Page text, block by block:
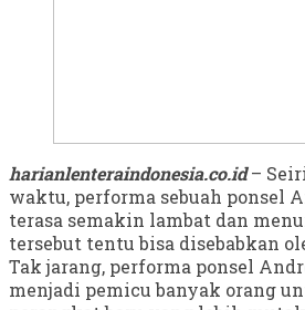
harianlenteraindonesia.co.id–
waktu, performa sebuah ponsel
terasa semakin lambat dan
tersebut tentu bisa disebabkan
Tak jarang, performa ponsel
menjadi pemicu banyak orang